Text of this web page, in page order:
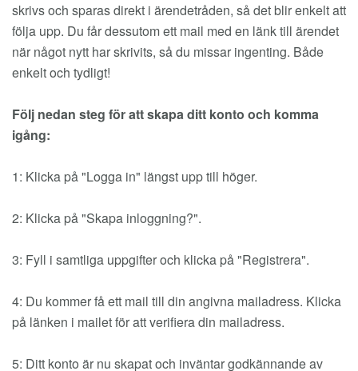
skrivs och sparas direkt i ärendetråden, så det blir enkelt att
följa upp. Du får dessutom ett mail med en länk till ärendet
när något nytt har skrivits, så du missar ingenting. Både
enkelt och tydligt!
Följ nedan steg för att skapa ditt konto och komma
igång:
1: Klicka på "Logga in" längst upp till höger.
2: Klicka på "Skapa inloggning?".
3: Fyll i samtliga uppgifter och klicka på "Registrera".
4: Du kommer få ett mail till din angivna mailadress. Klicka
på länken i mailet för att verifiera din mailadress.
5: Ditt konto är nu skapat och inväntar godkännande av